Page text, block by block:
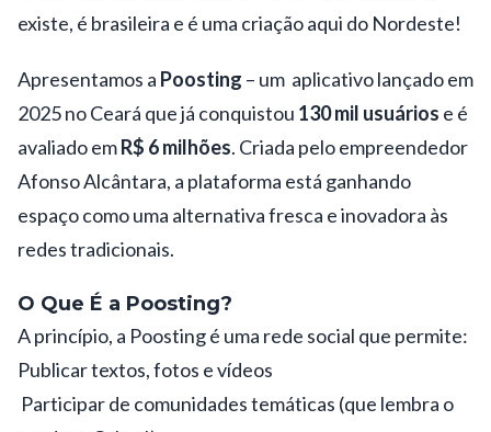
existe, é brasileira e é uma criação aqui do Nordeste!
Apresentamos a Poosting – um aplicativolançado em
2025 no Ceará que já conquistou 130 mil usuários e é
avaliado emR$ 6 milhões. Criada pelo empreendedor
Afonso Alcântara, a plataforma está ganhando
espaço como uma alternativa fresca einovadora às
redes tradicionais.
O Que É a Poosting?
A princípio, a Poosting é uma rede social que permite:
Publicar textos, fotos e vídeos
Participar de comunidades temáticas (que lembra o